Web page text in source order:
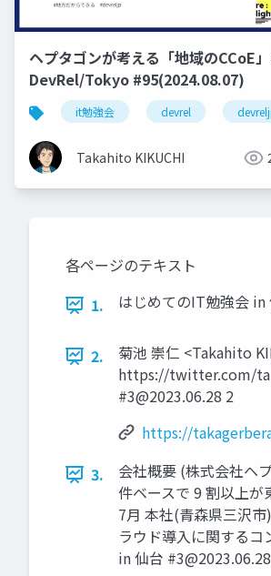
ヘプタゴンが考える「地域のCCoE
DevRel/Tokyo #95(2024.08.07)
it勉強会 devrel
Takahito KIKUCHI
各ページのテキスト
1.
はじめてのIT勉強会 in
2.
菊池 崇仁 <Takahito
https://twitter.com/
#3@2023.06.28 2
https://
3.
会社概要 (株式会社ヘ
件ベースで 9 割以上
7⽉ 本社(⻘森県三沢
ラウド導⼊に関する
in 仙台 #3@2023.06.28